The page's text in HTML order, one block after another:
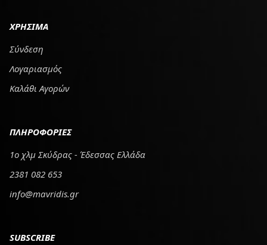
ΧΡΗΣΙΜΑ
Σύνδεση
Λογαριασμός
Καλάθι Αγορών
ΠΛΗΡΟΦΟΡΙΕΣ
1ο χλμ Σκύδρας - Έδεσσας Ελλάδα
2381 082 653
info@mavridis.gr
SUBSCRIBE